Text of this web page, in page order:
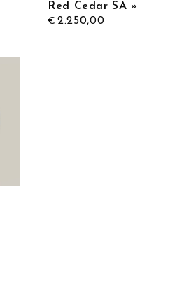
Red Cedar SA »
€ 2.250,00